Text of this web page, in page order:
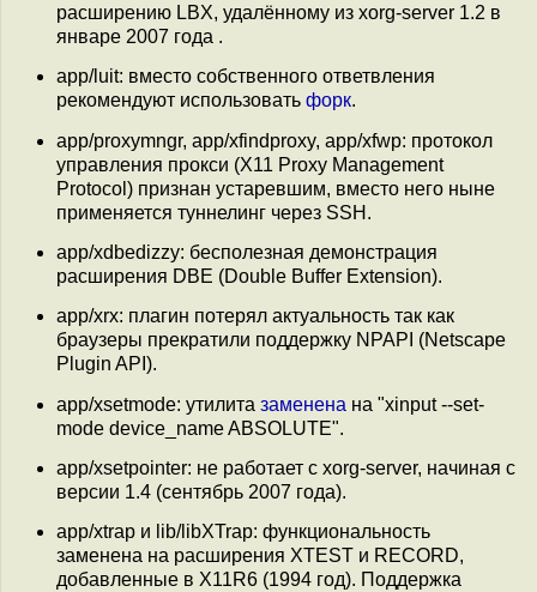
расширению LBX, удалённому из xorg-server 1.2 в
январе 2007 года .
app/luit: вместо собственного ответвления
рекомендуют использовать форк.
app/proxymngr, app/xfindproxy, app/xfwp: протокол
управления прокси (X11 Proxy Management
Protocol) признан устаревшим, вместо него ныне
применяется туннелинг через SSH.
app/xdbedizzy: бесполезная демонстрация
расширения DBE (Double Buffer Extension).
app/xrx: плагин потерял актуальность так как
браузеры прекратили поддержку NPAPI (Netscape
Plugin API).
app/xsetmode: утилита заменена на "xinput --set-
mode device_name ABSOLUTE".
app/xsetpointer: не работает с xorg-server, начиная с
версии 1.4 (сентябрь 2007 года).
app/xtrap и lib/libXTrap: функциональность
заменена на расширения XTEST и RECORD,
добавленные в X11R6 (1994 год). Поддержка